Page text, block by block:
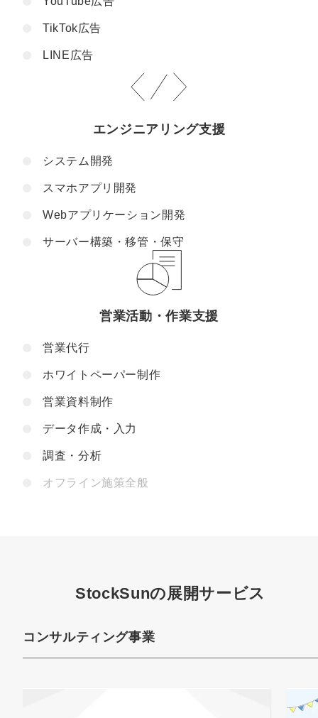
TikTok広告
LINE広告
エンジニアリング支援
システム開発
スマホアプリ開発
Webアプリケーション開発
サーバー構築・移管・保守
営業活動・作業支援
営業代行
ホワイトペーパー制作
営業資料制作
データ作成・入力
調査・分析
オフライン施策全般
StockSunの展開サービス
コンサルティング事業